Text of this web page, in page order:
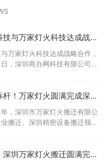
强强联合！商办网科技与万家灯火科技达成战略合作，共筑企业服务新生态
万家灯火科技达成战略合作，
，深圳商办网科技有限公司
深圳精密设备搬迁标杆！万家灯火圆满完成深圳欣界能源搬迁项目
，深圳市万家灯火搬迁有限公
搬迁、深圳精密设备搬迁领
实力赋能教育搬迁！深圳万家灯火搬迁圆满完成天津大学佐治亚理工深圳学院搬迁项目